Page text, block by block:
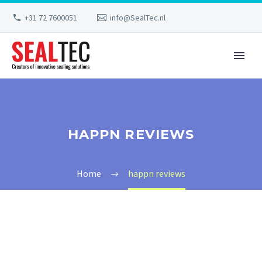
+31 72 7600051 info@SealTec.nl
HAPPN REVIEWS
Home happn reviews